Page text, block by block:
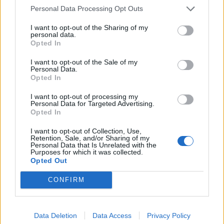
Personal Data Processing Opt Outs
I want to opt-out of the Sharing of my
personal data.
Opted In
I want to opt-out of the Sale of my
Personal Data.
Opted In
I want to opt-out of processing my
Personal Data for Targeted Advertising.
Opted In
I want to opt-out of Collection, Use,
Retention, Sale, and/or Sharing of my
Personal Data that Is Unrelated with the
Purposes for which it was collected.
Opted Out
CONFIRM
Data Deletion Data Access Privacy Policy
Voleibol
El Club Voleibol Roquetes repetirà al
Campionat d’Espanya juvenil
abril 12, 2026
DEIXA UNA RESPOSTA
Comentari: